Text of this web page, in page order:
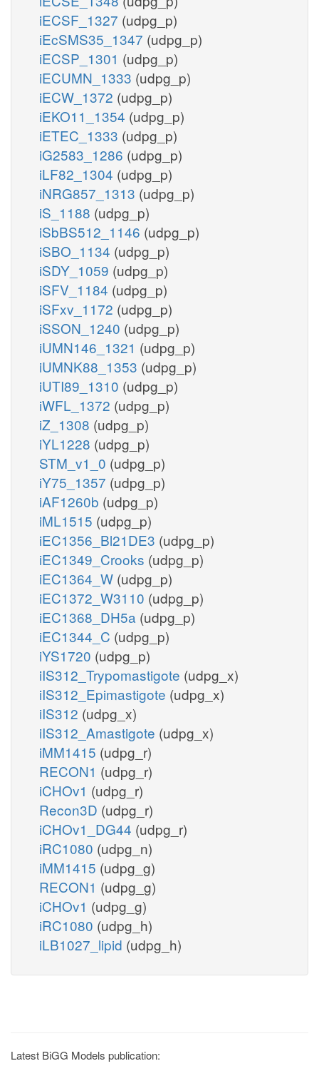
iECSF_1327 (udpg_p)
iEcSMS35_1347 (udpg_p)
iECSP_1301 (udpg_p)
iECUMN_1333 (udpg_p)
iECW_1372 (udpg_p)
iEKO11_1354 (udpg_p)
iETEC_1333 (udpg_p)
iG2583_1286 (udpg_p)
iLF82_1304 (udpg_p)
iNRG857_1313 (udpg_p)
iS_1188 (udpg_p)
iSbBS512_1146 (udpg_p)
iSBO_1134 (udpg_p)
iSDY_1059 (udpg_p)
iSFV_1184 (udpg_p)
iSFxv_1172 (udpg_p)
iSSON_1240 (udpg_p)
iUMN146_1321 (udpg_p)
iUMNK88_1353 (udpg_p)
iUTI89_1310 (udpg_p)
iWFL_1372 (udpg_p)
iZ_1308 (udpg_p)
iYL1228 (udpg_p)
STM_v1_0 (udpg_p)
iY75_1357 (udpg_p)
iAF1260b (udpg_p)
iML1515 (udpg_p)
iEC1356_Bl21DE3 (udpg_p)
iEC1349_Crooks (udpg_p)
iEC1364_W (udpg_p)
iEC1372_W3110 (udpg_p)
iEC1368_DH5a (udpg_p)
iEC1344_C (udpg_p)
iYS1720 (udpg_p)
iIS312_Trypomastigote (udpg_x)
iIS312_Epimastigote (udpg_x)
iIS312 (udpg_x)
iIS312_Amastigote (udpg_x)
iMM1415 (udpg_r)
RECON1 (udpg_r)
iCHOv1 (udpg_r)
Recon3D (udpg_r)
iCHOv1_DG44 (udpg_r)
iRC1080 (udpg_n)
iMM1415 (udpg_g)
RECON1 (udpg_g)
iCHOv1 (udpg_g)
iRC1080 (udpg_h)
iLB1027_lipid (udpg_h)
Latest BiGG Models publication: